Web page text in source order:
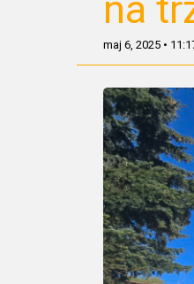
maj 6, 2025 •